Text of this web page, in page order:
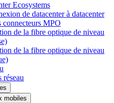
Ecosystems
de datacenter à datacenter
connecteurs MPO
de la fibre optique de niveau
de la fibre optique de niveau
réseau
mobiles